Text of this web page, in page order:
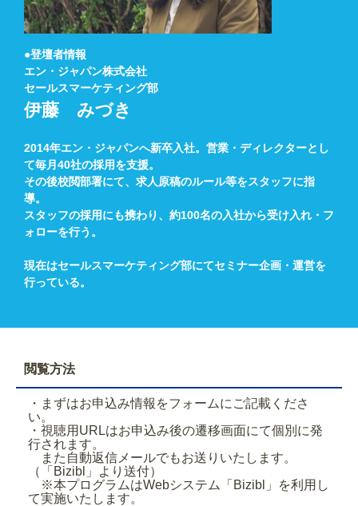
●登壇者情報
エン・ジャパン株式会社
セールスマーケティング部
伊藤 みづき
2014年エン・ジャパンへ新卒入社。営業・ディレクターとし
て毎月40社の採用を支援。
その後校閲部署にて、求人原稿のルール等をスタッフに指
導。
スタッフの採用にも携わり、約100名の入社から受け入れ・フ
ォローを行う。
現在はセールスマーケティング部にてセミナー企画・運営を
行っている。
閲覧方法
・まずはお申込み情報をフォームにご記載くださ
い。
・視聴用URLはお申込み後の遷移画面にて個別に発
行されます。
また自動返信メールでもお送りいたします。
（「Bizibl」より送付）
※本プログラムはWebシステム「Bizibl」を利用し
て実施いたします。